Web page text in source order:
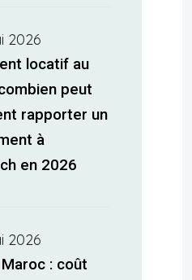
2026
locatif au
peut
rapporter un
à
en 2026
2026
: coût